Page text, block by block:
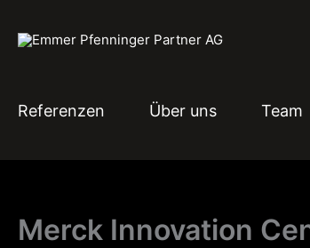
springen
Referenzen Über uns Team
Merck Innovation